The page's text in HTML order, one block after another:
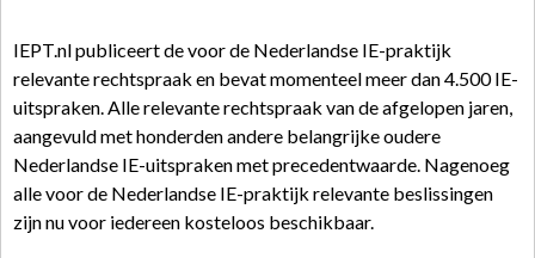
IEPT.nl publiceert de voor de Nederlandse IE-praktijk
relevante rechtspraak en bevat momenteel meer dan 4.500 IE-
uitspraken. Alle relevante rechtspraak van de afgelopen jaren,
aangevuld met honderden andere belangrijke oudere
Nederlandse IE-uitspraken met precedentwaarde. Nagenoeg
alle voor de Nederlandse IE-praktijk relevante beslissingen
zijn nu voor iedereen kosteloos beschikbaar.